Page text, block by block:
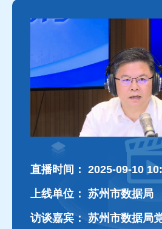
直播时间： 2025-09-10
上线单位： 苏州市数据局
访谈嘉宾： 苏州市数据局